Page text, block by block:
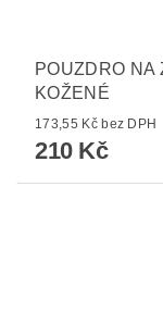
POUZDRO NA
KOŽENÉ
173,55 Kč bez DPH
210 Kč